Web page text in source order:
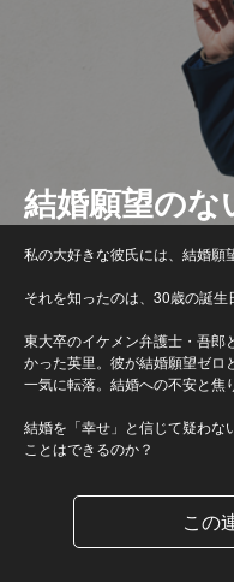
結婚願望のな
私の大好きな彼氏には、結婚願
それを知ったのは、30歳の誕生
東大卒のイケメン弁護士・吾郎
かった英里。彼が結婚願望ゼロ
一気に転落。結婚への不安と焦
結婚を「幸せ」と信じて疑わな
ことはできるのか？
この